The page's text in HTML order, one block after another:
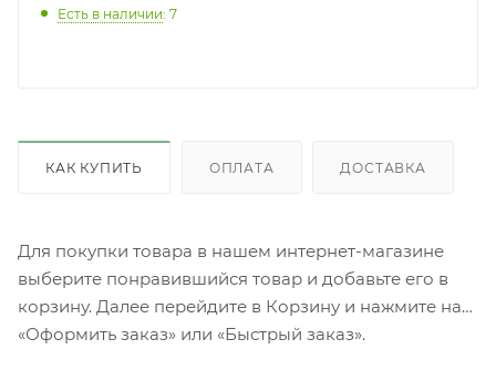
Есть в наличии: 7
КАК КУПИТЬ ОПЛАТА ДОСТАВКА
Для покупки товара в нашем интернет-магазине
выберите понравившийся товар и добавьте его в
корзину. Далее перейдите в Корзину и нажмите на
«Оформить заказ» или «Быстрый заказ».